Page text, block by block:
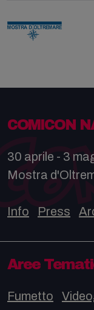
COMICON
30 aprile - 3
Mostra
Info Press
Aree
Fumetto